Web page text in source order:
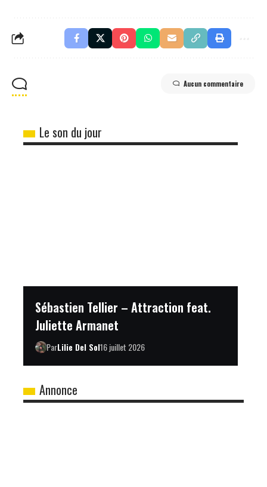
Aucun commentaire
Le son du jour
Sébastien Tellier – Attraction feat.
Juliette Armanet
ParLilie Del Sol16 juillet 2026
Annonce